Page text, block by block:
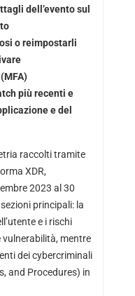
dell’evento sul
o reimpostarli
più recenti e
e del
raccolti tramite
XDR,
2023 al 30
principali: la
e i rischi
vulnerabilità, mentre
dei cybercriminali
and Procedures) in